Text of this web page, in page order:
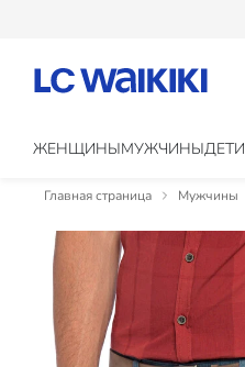
ЖЕНЩИНЫМУЖЧИНЫДЕТИ
Главная страница Мужчины